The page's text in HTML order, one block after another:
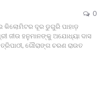
0
କିଲୋମିଟର ଦୂର ଡୁଗୁରି ପାହାଡ଼
ଜୀଉ ହନୁମାନଙ୍କୁ ଅଯୋଧ୍ୟା ଦାସ
ତ୍ରିପାଠୀ, ଗୌରାଙ୍ଗ ଚରଣ ରାଉତ